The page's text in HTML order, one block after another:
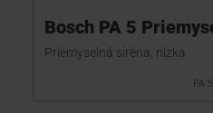
Bosch PA 5
Priemyselná siréna, nízka
PA 5